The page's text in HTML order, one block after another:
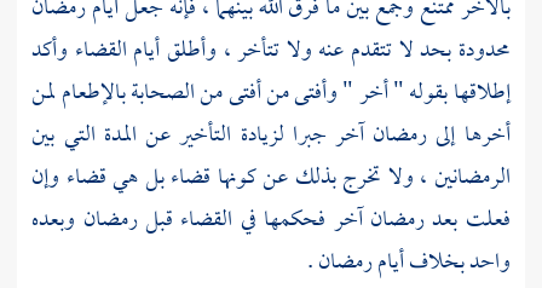
محدودة بحد لا تتقدم عنه ولا تتأخر ، وأطلق أيام القضاء وأكد
إطلاقها بقوله " أخر " وأفتى من أفتى من الصحابة بالإطعام لمن
أخرها إلى رمضان آخر جبرا لزيادة التأخير عن المدة التي بين
الرمضانين ، ولا تخرج بذلك عن كونها قضاء بل هي قضاء وإن
فعلت بعد رمضان آخر فحكمها في القضاء قبل رمضان وبعده
واحد بخلاف أيام رمضان .